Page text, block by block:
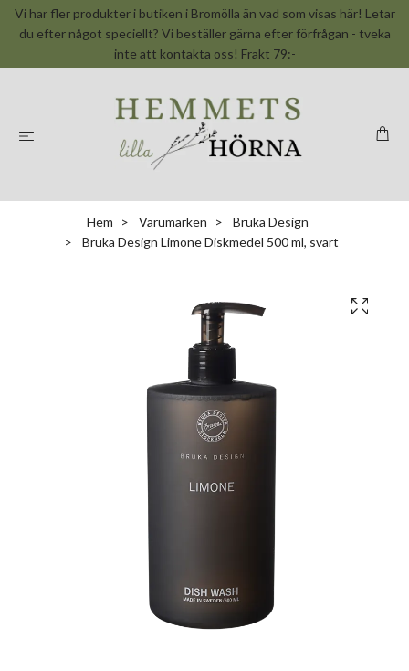
Vi har fler produkter i butiken i Bromölla än vad som visas här! Letar
du efter något speciellt? Vi beställer gärna efter förfrågan - tveka
inte att kontakta oss! Frakt 79:-
Hem Varumärken
Bruka Design
Bruka Design Limone Diskmedel 500 ml, svart